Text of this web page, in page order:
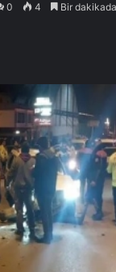
0 4 Bir